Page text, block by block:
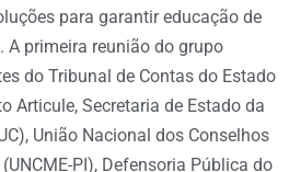
para garantir educação de
A primeira reunião do grupo
do Tribunal de Contas do Estado
Articule, Secretaria de Estado da
União Nacional dos Conselhos
PI), Defensoria Pública do